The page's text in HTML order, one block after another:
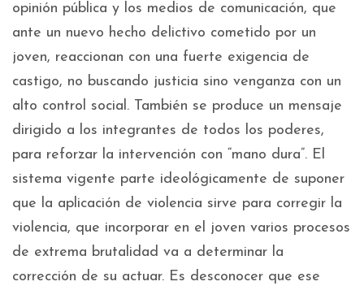
opinión pública y los medios de comunicación, que
ante un nuevo hecho delictivo cometido por un
joven, reaccionan con una fuerte exigencia de
castigo, no buscando justicia sino venganza con un
alto control social. También se produce un mensaje
dirigido a los integrantes de todos los poderes,
para reforzar la intervención con “mano dura”. El
sistema vigente parte ideológicamente de suponer
que la aplicación de violencia sirve para corregir la
violencia, que incorporar en el joven varios procesos
de extrema brutalidad va a determinar la
corrección de su actuar. Es desconocer que ese